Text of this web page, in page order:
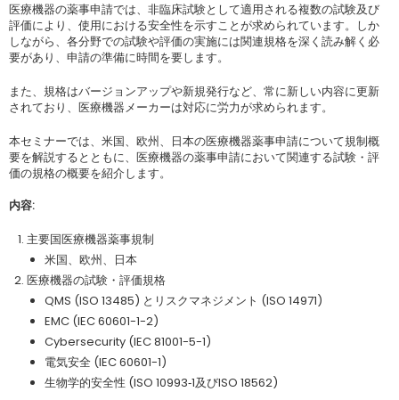
医療機器の薬事申請では、非臨床試験として適用される複数の試験及び
評価により、使用における安全性を示すことが求められています。しか
しながら、各分野での試験や評価の実施には関連規格を深く読み解く必
要があり、申請の準備に時間を要します。
また、規格はバージョンアップや新規発行など、常に新しい内容に更新
されており、医療機器メーカーは対応に労力が求められます。
本セミナーでは、米国、欧州、日本の医療機器薬事申請について規制概
要を解説するとともに、医療機器の薬事申請において関連する試験・評
価の規格の概要を紹介します。
内容:
主要国医療機器薬事規制
米国、欧州、日本
医療機器の試験・評価規格
QMS (ISO 13485) とリスクマネジメント (ISO 14971)
EMC (IEC 60601-1-2)
Cybersecurity (IEC 81001-5-1)
電気安全 (IEC 60601-1)
生物学的安全性 (ISO 10993‐1及びISO 18562)